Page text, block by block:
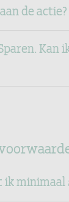
de actie?
Kan
ik